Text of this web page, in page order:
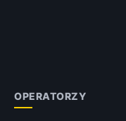
OPERATORZY